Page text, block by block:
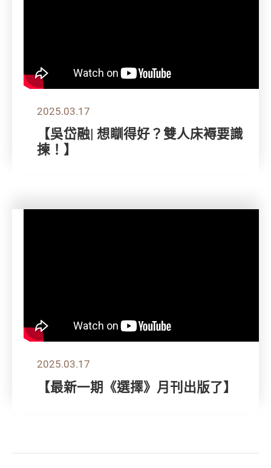
2025.03.17
【吳岱融| 想瞓得好？雙人床褥要識
揀！】
2025.03.17
【最新一期《選擇》月刊出版了】